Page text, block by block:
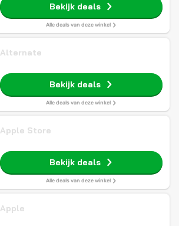
Bekijk deals
Alle deals van deze winkel
Alternate
Bekijk deals
Alle deals van deze winkel
Apple Store
Bekijk deals
Alle deals van deze winkel
Apple